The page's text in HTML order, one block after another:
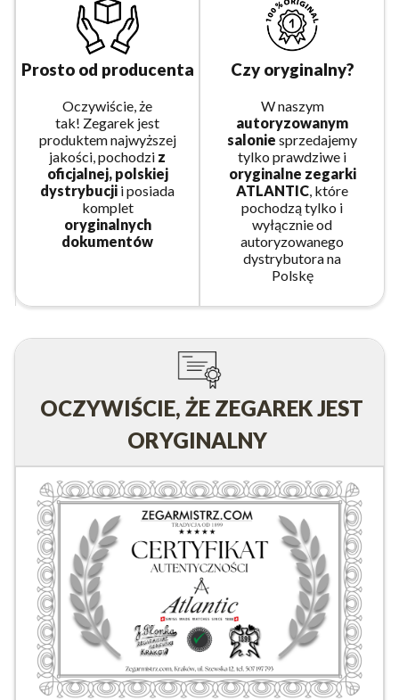
Prosto od producenta
Oczywiście, że
tak! Zegarek jest
produktem najwyższej
jakości, pochodzi z
oficjalnej, polskiej
dystrybucji i posiada
komplet
oryginalnych
dokumentów
Czy oryginalny?
W naszym
autoryzowanym
salonie sprzedajemy
tylko prawdziwe i
oryginalne zegarki
ATLANTIC, które
pochodzą tylko i
wyłącznie od
autoryzowanego
dystrybutora na
Polskę
OCZYWIŚCIE, ŻE ZEGAREK JEST
ORYGINALNY